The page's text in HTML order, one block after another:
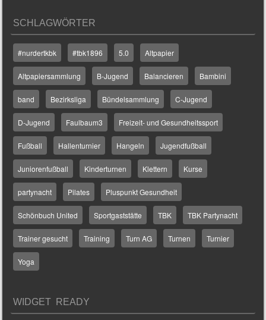
SCHLAGWÖRTER
#nurdertkbk #tbk1896 5.0 Altpapier
Altpapiersammlung B-Jugend Balancieren Bambini
band Bezirksliga Bündelsammlung C-Jugend
D-Jugend Faulbaum3 Freizeit- und Gesundheitssport
Fußball Hallenturnier Hangeln Jugendfußball
Juniorenfußball Kinderturnen Klettern Kurse
partynacht Pilates Pluspunkt Gesundheit
Schönbuch United Sportgaststätte TBK TBK Partynacht
Trainer gesucht Training Turn AG Turnen Turnier
Yoga
WIDGET READY